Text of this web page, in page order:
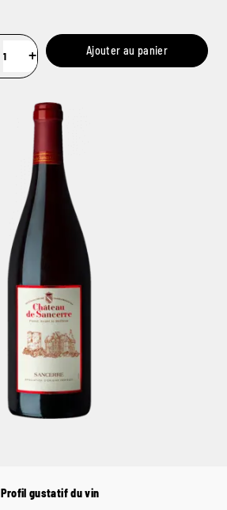
+ Ajouter au panier
Profil gustatif du vin